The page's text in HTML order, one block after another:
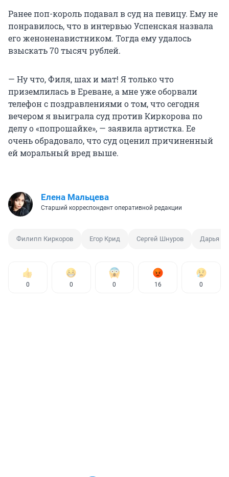
Ранее поп-король подавал в суд на певицу. Ему не
понравилось, что в интервью Успенская назвала
его женоненавистником. Тогда ему удалось
взыскать 70 тысяч рублей.
— Ну что, Филя, шах и мат! Я только что
приземлилась в Ереване, а мне уже оборвали
телефон с поздравлениями о том, что сегодня
вечером я выиграла суд против Киркорова по
делу о «попрошайке», — заявила артистка. Ее
очень обрадовало, что суд оценил причиненный
ей моральный вред выше.
Елена Мальцева
Старший корреспондент оперативной редакции
Филипп Киркоров Егор Крид Сергей Шнуров Дарья
0 0 0 16 0